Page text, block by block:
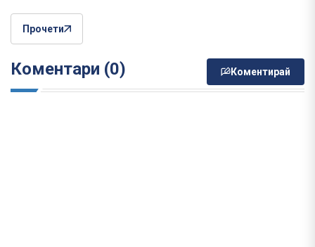
Прочети
Коментари (0) Коментирай